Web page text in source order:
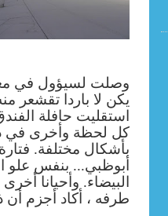
وصلت لسيؤول في
يكن لا باردا تقشعر
استقليت حافلة
كل لحظة وأخرى في
بأشكال مختلفة.
أبوظبي... بنفس علو
البيضاء. وأحيانا
طرفه ، أكاد أجزم أن